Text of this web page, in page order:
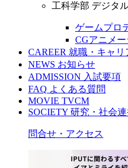
工科学部 デジタ
ゲームプロ
CGアニメ
CAREER 就職・キャリ
NEWS お知らせ
ADMISSION 入試要項
FAQ よくある質問
MOVIE TVCM
SOCIETY 研究・社会
問合せ・アクセス